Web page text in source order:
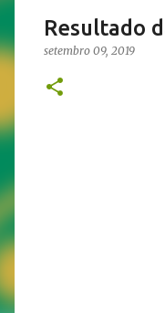
Resultado
setembro 09, 2019